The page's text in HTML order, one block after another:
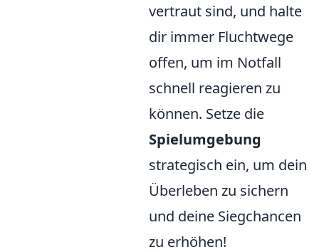
vertraut sind, und halte
dir immer Fluchtwege
offen, um im Notfall
schnell reagieren zu
können. Setze die
Spielumgebung
strategisch ein, um dein
Überleben zu sichern
und deine Siegchancen
zu erhöhen!